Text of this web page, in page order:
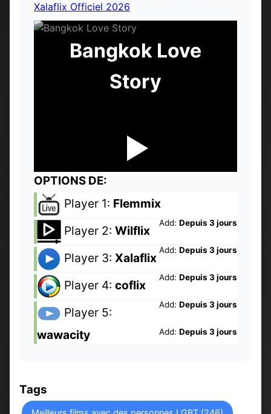
Xalaflix Officiel 2026
Bangkok Love
Story
OPTIONS DE:
Player 1: Flemmix
Add: Depuis 3 jours
Player 2: Wilflix
Add: Depuis 3 jours
Player 3: Xalaflix
Add: Depuis 3 jours
Player 4: coflix
Add: Depuis 3 jours
Player 5:
wawacity
Add: Depuis 3 jours
Tags